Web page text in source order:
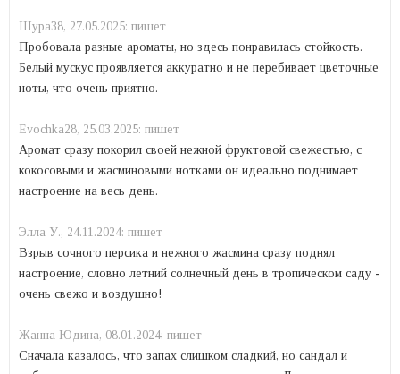
Шура38, 27.05.2025: пишет
Пробовала разные ароматы, но здесь понравилась стойкость.
Белый мускус проявляется аккуратно и не перебивает цветочные
ноты, что очень приятно.
Evochka28, 25.03.2025: пишет
Аромат сразу покорил своей нежной фруктовой свежестью, с
кокосовыми и жасминовыми нотками он идеально поднимает
настроение на весь день.
Элла У., 24.11.2024: пишет
Взрыв сочного персика и нежного жасмина сразу поднял
настроение, словно летний солнечный день в тропическом саду -
очень свежо и воздушно!
Жанна Юдина, 08.01.2024: пишет
Сначала казалось, что запах слишком сладкий, но сандал и